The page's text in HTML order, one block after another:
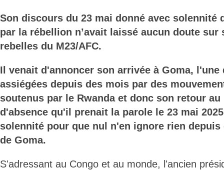
Son discours du 23 mai donné avec solennité
par la rébellion n’avait laissé aucun doute sur
rebelles du M23/AFC.
Il venait d'annoncer son arrivée à Goma,
assiégées depuis des mois par des
soutenus par le Rwanda et donc son retour
d'absence qu'il prenait la parole le 23 mai
solennité pour que nul n'en ignore rien
de Goma.
S'adressant au Congo et au monde, l'ancien